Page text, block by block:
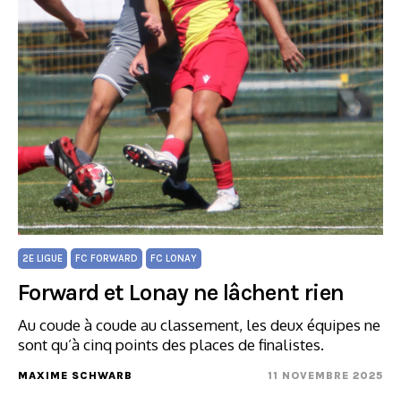
2E LIGUE FC FORWARD FC LONAY
Forward et Lonay ne lâchent rien
Au coude à coude au classement, les deux équipes ne
sont qu’à cinq points des places de finalistes.
MAXIME SCHWARB 11 NOVEMBRE 2025